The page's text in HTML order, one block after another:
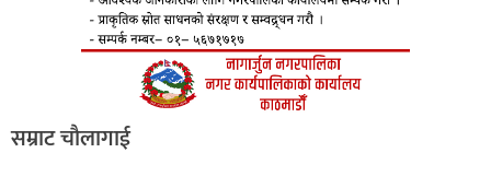
सम्राट चाैलागाई